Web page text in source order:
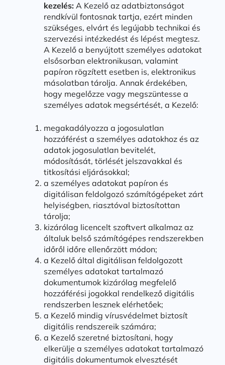
kezelés:A Kezelő az adatbiztonságot
rendkívül fontosnak tartja, ezért minden
szükséges, elvárt és legújabb technikai és
szervezési intézkedést és lépést megtesz.
A Kezelő a benyújtott személyes adatokat
elsősorban elektronikusan, valamint
papíron rögzített esetben is, elektronikus
másolatban tárolja. Annak érdekében,
hogy megelőzze vagy megszüntesse a
személyes adatok megsértését, a Kezelő:
megakadályozza a jogosulatlan
hozzáférést a személyes adatokhoz és az
adatok jogosulatlan bevitelét,
módosítását, törlését jelszavakkal és
titkosítási eljárásokkal;
a személyes adatokat papíron és
digitálisan feldolgozó számítógépeket zárt
helyiségben, riasztóval biztosítottan
tárolja;
kizárólag licencelt szoftvert alkalmaz az
általuk belső számítógépes rendszerekben
időről időre ellenőrzött módon;
a Kezelő által digitálisan feldolgozott
személyes adatokat tartalmazó
dokumentumok kizárólag megfelelő
hozzáférési jogokkal rendelkező digitális
rendszerben lesznek elérhetőek;
a Kezelő mindig vírusvédelmet biztosít
digitális rendszereik számára;
a Kezelő szeretné biztosítani, hogy
elkerülje a személyes adatokat tartalmazó
digitális dokumentumok elvesztését